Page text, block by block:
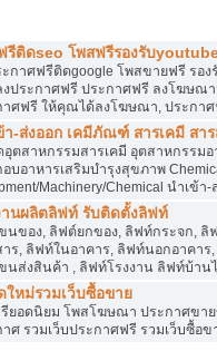
รีติดseo โพสฟรีรองรับ
ะกาศฟรีติดgoogle โพสขายฟรี รอ
งประกาศฟรี ประกาศฟรี ลงโฆษณ
าศฟรี ให้คุณได้ลงโฆษณา, ประกา
า-ส่งออก เคมีภัณฑ์ สารเคมี สา
ตสาหกรรมสารเคมี อุตสาหกรรมอ
บอาหารเสริมบำรุงสุขภาพ
Machinery/Chemical นำเข้
านผลิตลิฟท์ รับติดตั้งลิฟท์
นของ, ลิฟต์ยกของ, ลิฟท์กระจก, ลิ
ร, ลิฟท์ในอาคาร, ลิฟท์นอกอาคาร
นส่งสินค้า , ลิฟท์โรงงาน ลิฟท์บ้าน
ใหม่รวมเว็บซื้อขาย
รียอดนิยม โพสโฆษณา ประกาศขา
ศ รวมเว็บประกาศฟรี รวมเว็บซื้อข